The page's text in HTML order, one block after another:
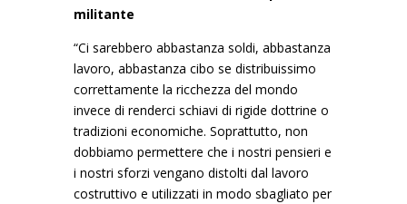
militante
“Ci sarebbero abbastanza soldi, abbastanza
lavoro, abbastanza cibo se distribuissimo
correttamente la ricchezza del mondo
invece di renderci schiavi di rigide dottrine o
tradizioni economiche. Soprattutto, non
dobbiamo permettere che i nostri pensieri e
i nostri sforzi vengano distolti dal lavoro
costruttivo e utilizzati in modo sbagliato per